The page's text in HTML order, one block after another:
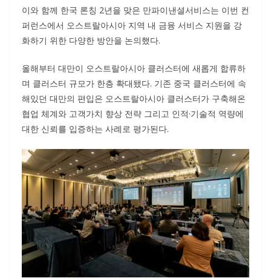
이와 함께 한국 론칭 2년을 맞은 만파이낸셜서비스는 이번 컨
퍼런스에서 오스트랄아시아 지역 내 금융 서비스 지원을 강
화하기 위한 다양한 방안을 논의했다.
올해부터 대만이 오스트랄아시아 클러스터에 새롭게 합류하
며 클러스터 규모가 한층 확대됐다. 기존 중국 클러스터에 속
해있던 대만의 편입은 오스트랄아시아 클러스터가 구축해온
협업 체계와 고객가치 향상 전략 그리고 인적·기술적 역량에
대한 신뢰를 입증하는 사례로 평가된다.